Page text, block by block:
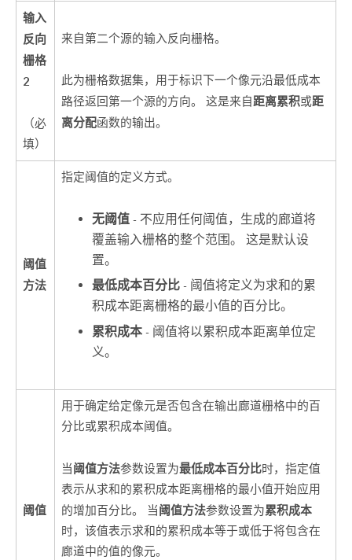
输入
反向
栅格
2
（必
填）
来自第二个源的输入反向栅格。
此为栅格数据集，用于标识下一个像元沿最低成本
路径返回第一个源的方向。 这是来自距离累积或距
离分配函数的输出。
阈值
方法
指定阈值的定义方式。
无阈值 - 不应用任何阈值，生成的廊道将
覆盖输入栅格的整个范围。 这是默认设
置。
最低成本百分比 - 阈值将定义为求和的累
积成本距离栅格的最小值的百分比。
累积成本 - 阈值将以累积成本距离单位定
义。
阈值
用于确定给定像元是否包含在输出廊道栅格中的百
分比或累积成本阈值。
当阈值方法参数设置为最低成本百分比时，指定值
表示从求和的累积成本距离栅格的最小值开始应用
的增加百分比。 当阈值方法参数设置为累积成本
时，该值表示求和的累积成本等于或低于将包含在
廊道中的值的像元。